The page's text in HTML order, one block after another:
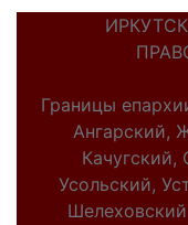
Границы
Ангарский,
Усольский,